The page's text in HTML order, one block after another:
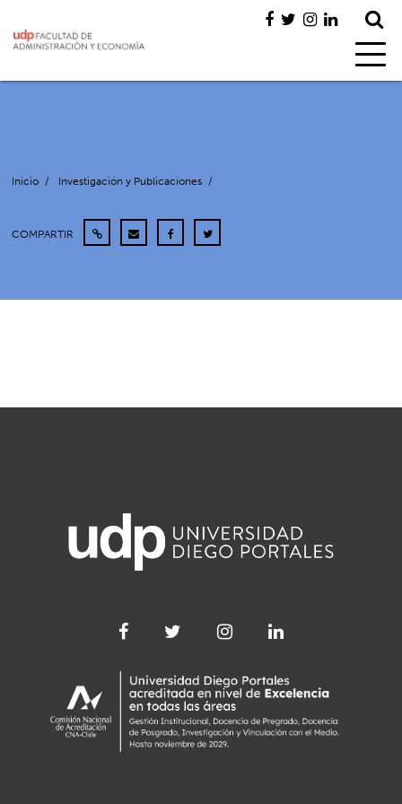
Inicio / Investigación y Publicaciones /
COMPARTIR